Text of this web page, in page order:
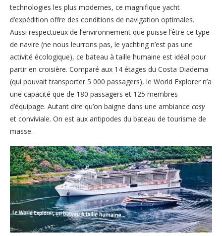
technologies les plus modernes, ce magnifique yacht
d’expédition offre des conditions de navigation optimales.
Aussi respectueux de l’environnement que puisse l’être ce type
de navire (ne nous leurrons pas, le yachting n’est pas une
activité écologique), ce bateau à taille humaine est idéal pour
partir en croisière. Comparé aux 14 étages du Costa Diadema
(qui pouvait transporter 5 000 passagers), le World Explorer n’a
une capacité que de 180 passagers et 125 membres
d’équipage. Autant dire qu’on baigne dans une ambiance cosy
et conviviale. On est aux antipodes du bateau de tourisme de
masse.